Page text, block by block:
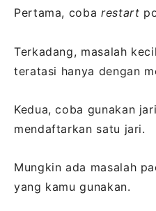
Pertama, coba restart
Terkadang, masalah
teratasi hanya dengan
Kedua, coba gunakan
mendaftarkan satu jari.
Mungkin ada masalah
yang kamu gunakan.